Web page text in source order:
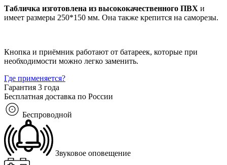
Табличка изготовлена из высококачественного ПВХ и
имеет размеры 250*150 мм. Она также крепится на саморезы.
Кнопка и приёмник работают от батареек, которые при
необходимости можно легко заменить.
Где применяется?
Гарантия 3 года
Бесплатная доставка по России
Беспроводной
Звуковое оповещение